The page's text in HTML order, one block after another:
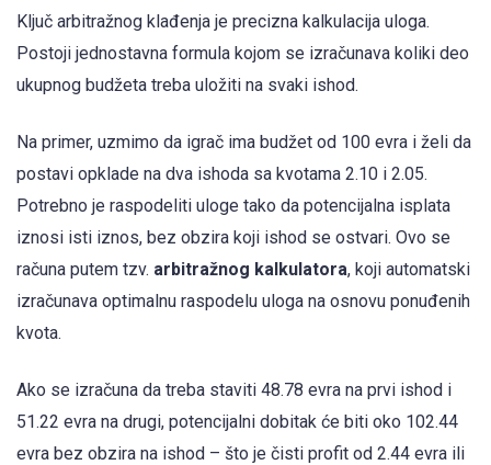
Ključ arbitražnog klađenja je precizna kalkulacija uloga.
Postoji jednostavna formula kojom se izračunava koliki deo
ukupnog budžeta treba uložiti na svaki ishod.
Na primer, uzmimo da igrač ima budžet od 100 evra i želi da
postavi opklade na dva ishoda sa kvotama 2.10 i 2.05.
Potrebno je raspodeliti uloge tako da potencijalna isplata
iznosi isti iznos, bez obzira koji ishod se ostvari. Ovo se
računa putem tzv. arbitražnog kalkulatora, koji automatski
izračunava optimalnu raspodelu uloga na osnovu ponuđenih
kvota.
Ako se izračuna da treba staviti 48.78 evra na prvi ishod i
51.22 evra na drugi, potencijalni dobitak će biti oko 102.44
evra bez obzira na ishod – što je čisti profit od 2.44 evra ili